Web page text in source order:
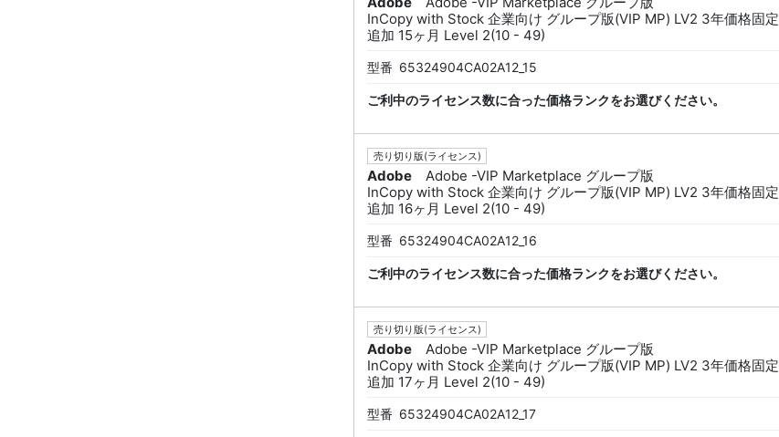
InCopy with Stock 企業向け グループ版(VIP MP) LV2 3年価格固定
追加 15ヶ月 Level 2(10 - 49)
型番 65324904CA02A12_15
ご利中のライセンス数に合った価格ランクをお選びください。
売り切り版(ライセンス)
Adobe
Adobe -VIP Marketplace グループ版
InCopy with Stock 企業向け グループ版(VIP MP) LV2 3年価格固定
追加 16ヶ月 Level 2(10 - 49)
型番 65324904CA02A12_16
ご利中のライセンス数に合った価格ランクをお選びください。
売り切り版(ライセンス)
Adobe
Adobe -VIP Marketplace グループ版
InCopy with Stock 企業向け グループ版(VIP MP) LV2 3年価格固定
追加 17ヶ月 Level 2(10 - 49)
型番 65324904CA02A12_17